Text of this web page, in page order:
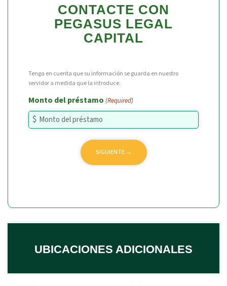
CONTACTE CON
PEGASUS LEGAL
CAPITAL
Tenga en cuenta que su información se guarda en nuestro
servidor a medida que la introduce.
Monto del préstamo (Required)
UBICACIONES ADICIONALES